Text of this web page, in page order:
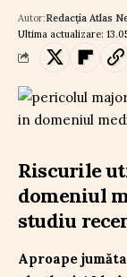
Ultima actualizare:
Autor:Redacția Atlas
Riscurile
domeniul
studiu
Aproape